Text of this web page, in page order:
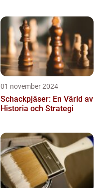
01 november 2024
Schackpjäser: En Värld av
Historia och Strategi